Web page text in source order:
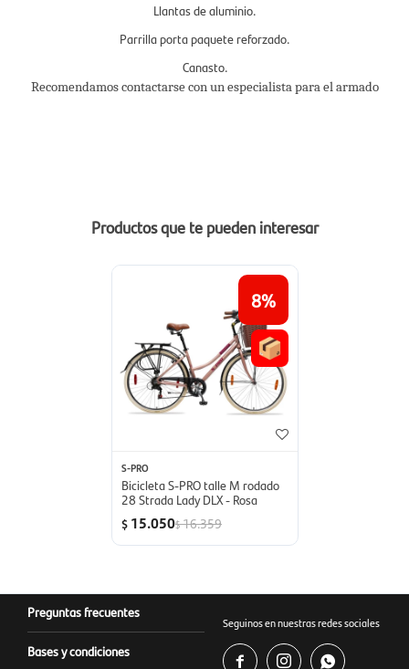
Llantas de aluminio.
Parrilla porta paquete reforzado.
Canasto.
Recomendamos contactarse con un especialista para el armado
Productos que te pueden interesar
8
S-PRO
Bicicleta S-PRO talle M rodado
28 Strada Lady DLX - Rosa
$ 15.050$16.359
Preguntas frecuentes
Bases y condiciones
Seguinos en nuestras redes sociales
  